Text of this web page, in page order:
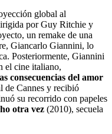
global al
por Guy Ritchie y
un remake de una
Giancarlo Giannini, lo
Posteriormente, Giannini
el cine italiano,
consecuencias del amor
de Cannes y recibió
su recorrido con papeles
otra vez (2010), secuela